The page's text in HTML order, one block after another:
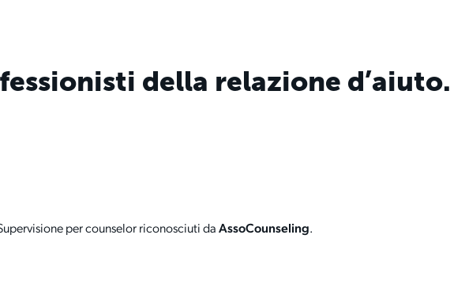
della relazione d’aiuto.
per counselor riconosciuti daAssoCounseling.